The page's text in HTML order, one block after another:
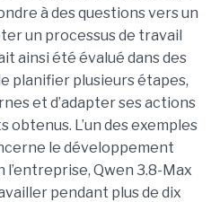
à des questions vers un
un processus de travail
ainsi été évalué dans des
planifier plusieurs étapes,
et d’adapter ses actions
L’un des exemples
le développement
Qwen 3.8-Max
pendant plus de dix